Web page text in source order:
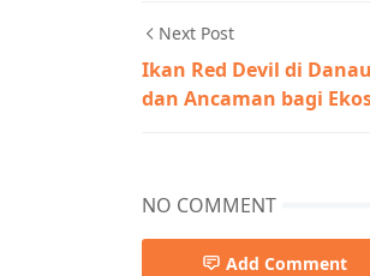
Next Post
Ikan Red Devil di
dan Ancaman bagi
NO COMMENT
Add Comment